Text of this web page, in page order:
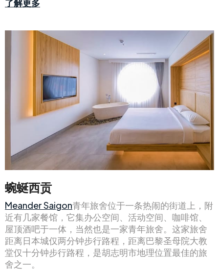
了解更多
蜿蜒西贡
Meander Saigon青年旅舍位于一条热闹的街道上，附
近有几家餐馆，它集办公空间、活动空间、咖啡馆、
屋顶酒吧于一体，当然也是一家青年旅舍。这家旅舍
距离日本城仅两分钟步行路程，距离巴黎圣母院大教
堂仅十分钟步行路程，是胡志明市地理位置最佳的旅
舍之一。